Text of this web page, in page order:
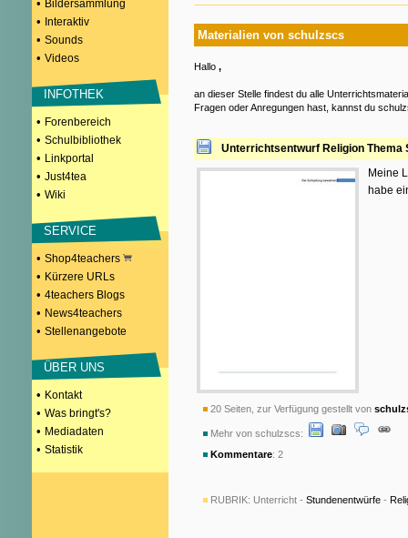
• Bildersammlung
• Interaktiv
• Sounds
• Videos
INFOTHEK
• Forenbereich
• Schulbibliothek
• Linkportal
• Just4tea
• Wiki
SERVICE
• Shop4teachers
• Kürzere URLs
• 4teachers Blogs
• News4teachers
• Stellenangebote
ÜBER UNS
• Kontakt
• Was bringt's?
• Mediadaten
• Statistik
Materialien von schulzscs
Hallo ,
an dieser Stelle findest du alle
Fragen oder Anregungen hast, kannst du
Unterrichtsentwurf Religion Thema
Meine
habe
20 Seiten, zur Verfügung gestellt von
Mehr von schulzscs:
Kommentare: 2
RUBRIK: Unterricht - Stundenentwürfe -